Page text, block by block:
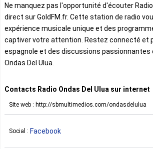
Ne manquez pas l'opportunité d'écouter Radio
direct sur GoldFM.fr. Cette station de radio
expérience musicale unique et des
captiver votre attention. Restez connecté et
espagnole et des discussions passionnantes
Ondas Del Ulua.
Contacts Radio Ondas Del Ulua sur internet
Site web : http://sbmultimedios.com/ondasdelulua
Social : Facebook